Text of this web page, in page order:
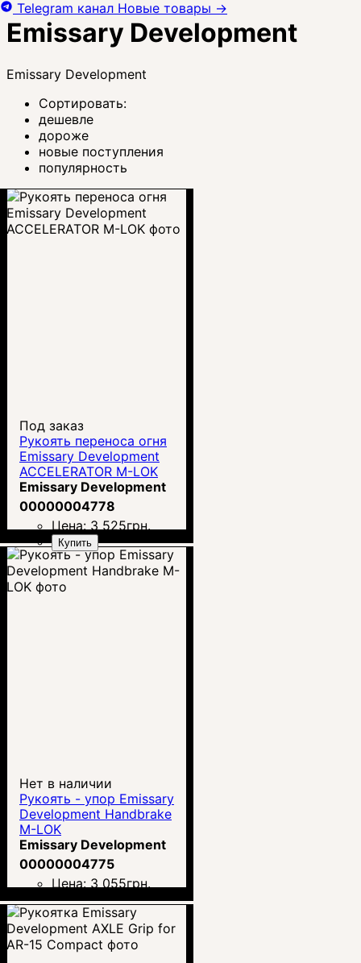
Emissary Development
Emissary Development
Сортировать:
дешевле
дороже
новые поступления
популярность
Под заказ
Рукоять переноса огня
Emissary Development
ACCELERATOR M-LOK
Emissary Development
00000004778
Цена: 3 525грн.
Купить
Нет в наличии
Рукоять - упор Emissary
Development Handbrake
M-LOK
Emissary Development
00000004775
Цена: 3 055грн.
Telegram канал Новые товары →